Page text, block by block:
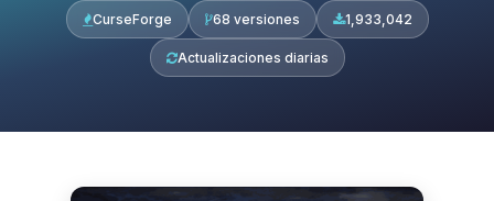
CurseForge 68 versiones 1,933,042
Actualizaciones diarias